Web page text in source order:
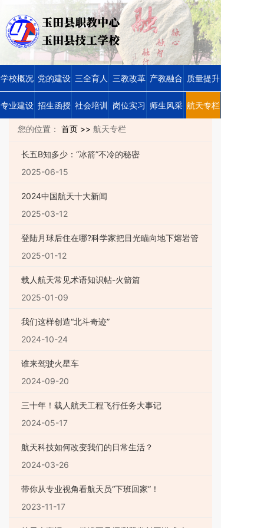
学校概况 党的建设 三全育人 三教改革 产教融合 质量提升
专业建设 招生函授 社会培训 岗位实习 师生风采 航天专栏
您的位置： 首页 >> 航天专栏
长五B知多少：“冰箭”不冷的秘密
2025-06-15
2024中国航天十大新闻
2025-03-12
登陆月球后住在哪?科学家把目光瞄向地下熔岩管
2025-01-12
载人航天常见术语知识帖-火箭篇
2025-01-09
我们这样创造“北斗奇迹”
2024-10-24
谁来驾驶火星车
2024-09-20
三十年！载人航天工程飞行任务大事记
2024-05-17
航天科技如何改变我们的日常生活？
2024-03-26
带你从专业视角看航天员“下班回家”！
2023-11-17